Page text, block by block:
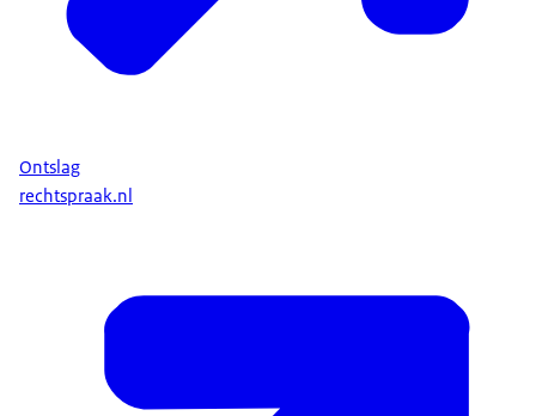
Ontslag
rechtspraak.nl